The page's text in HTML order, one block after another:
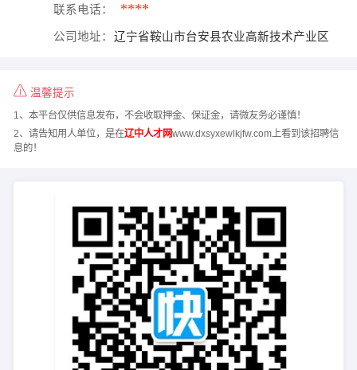
联系电话： ****
公司地址： 辽宁省鞍山市台安县农业高新技术产业区
温馨提示
1、本平台仅供信息发布，不会收取押金、保证金，请微友务必谨慎！
2、请告知用人单位，是在辽中人才网www.dxsyxewlkjfw.com上看到该招聘信
息的！